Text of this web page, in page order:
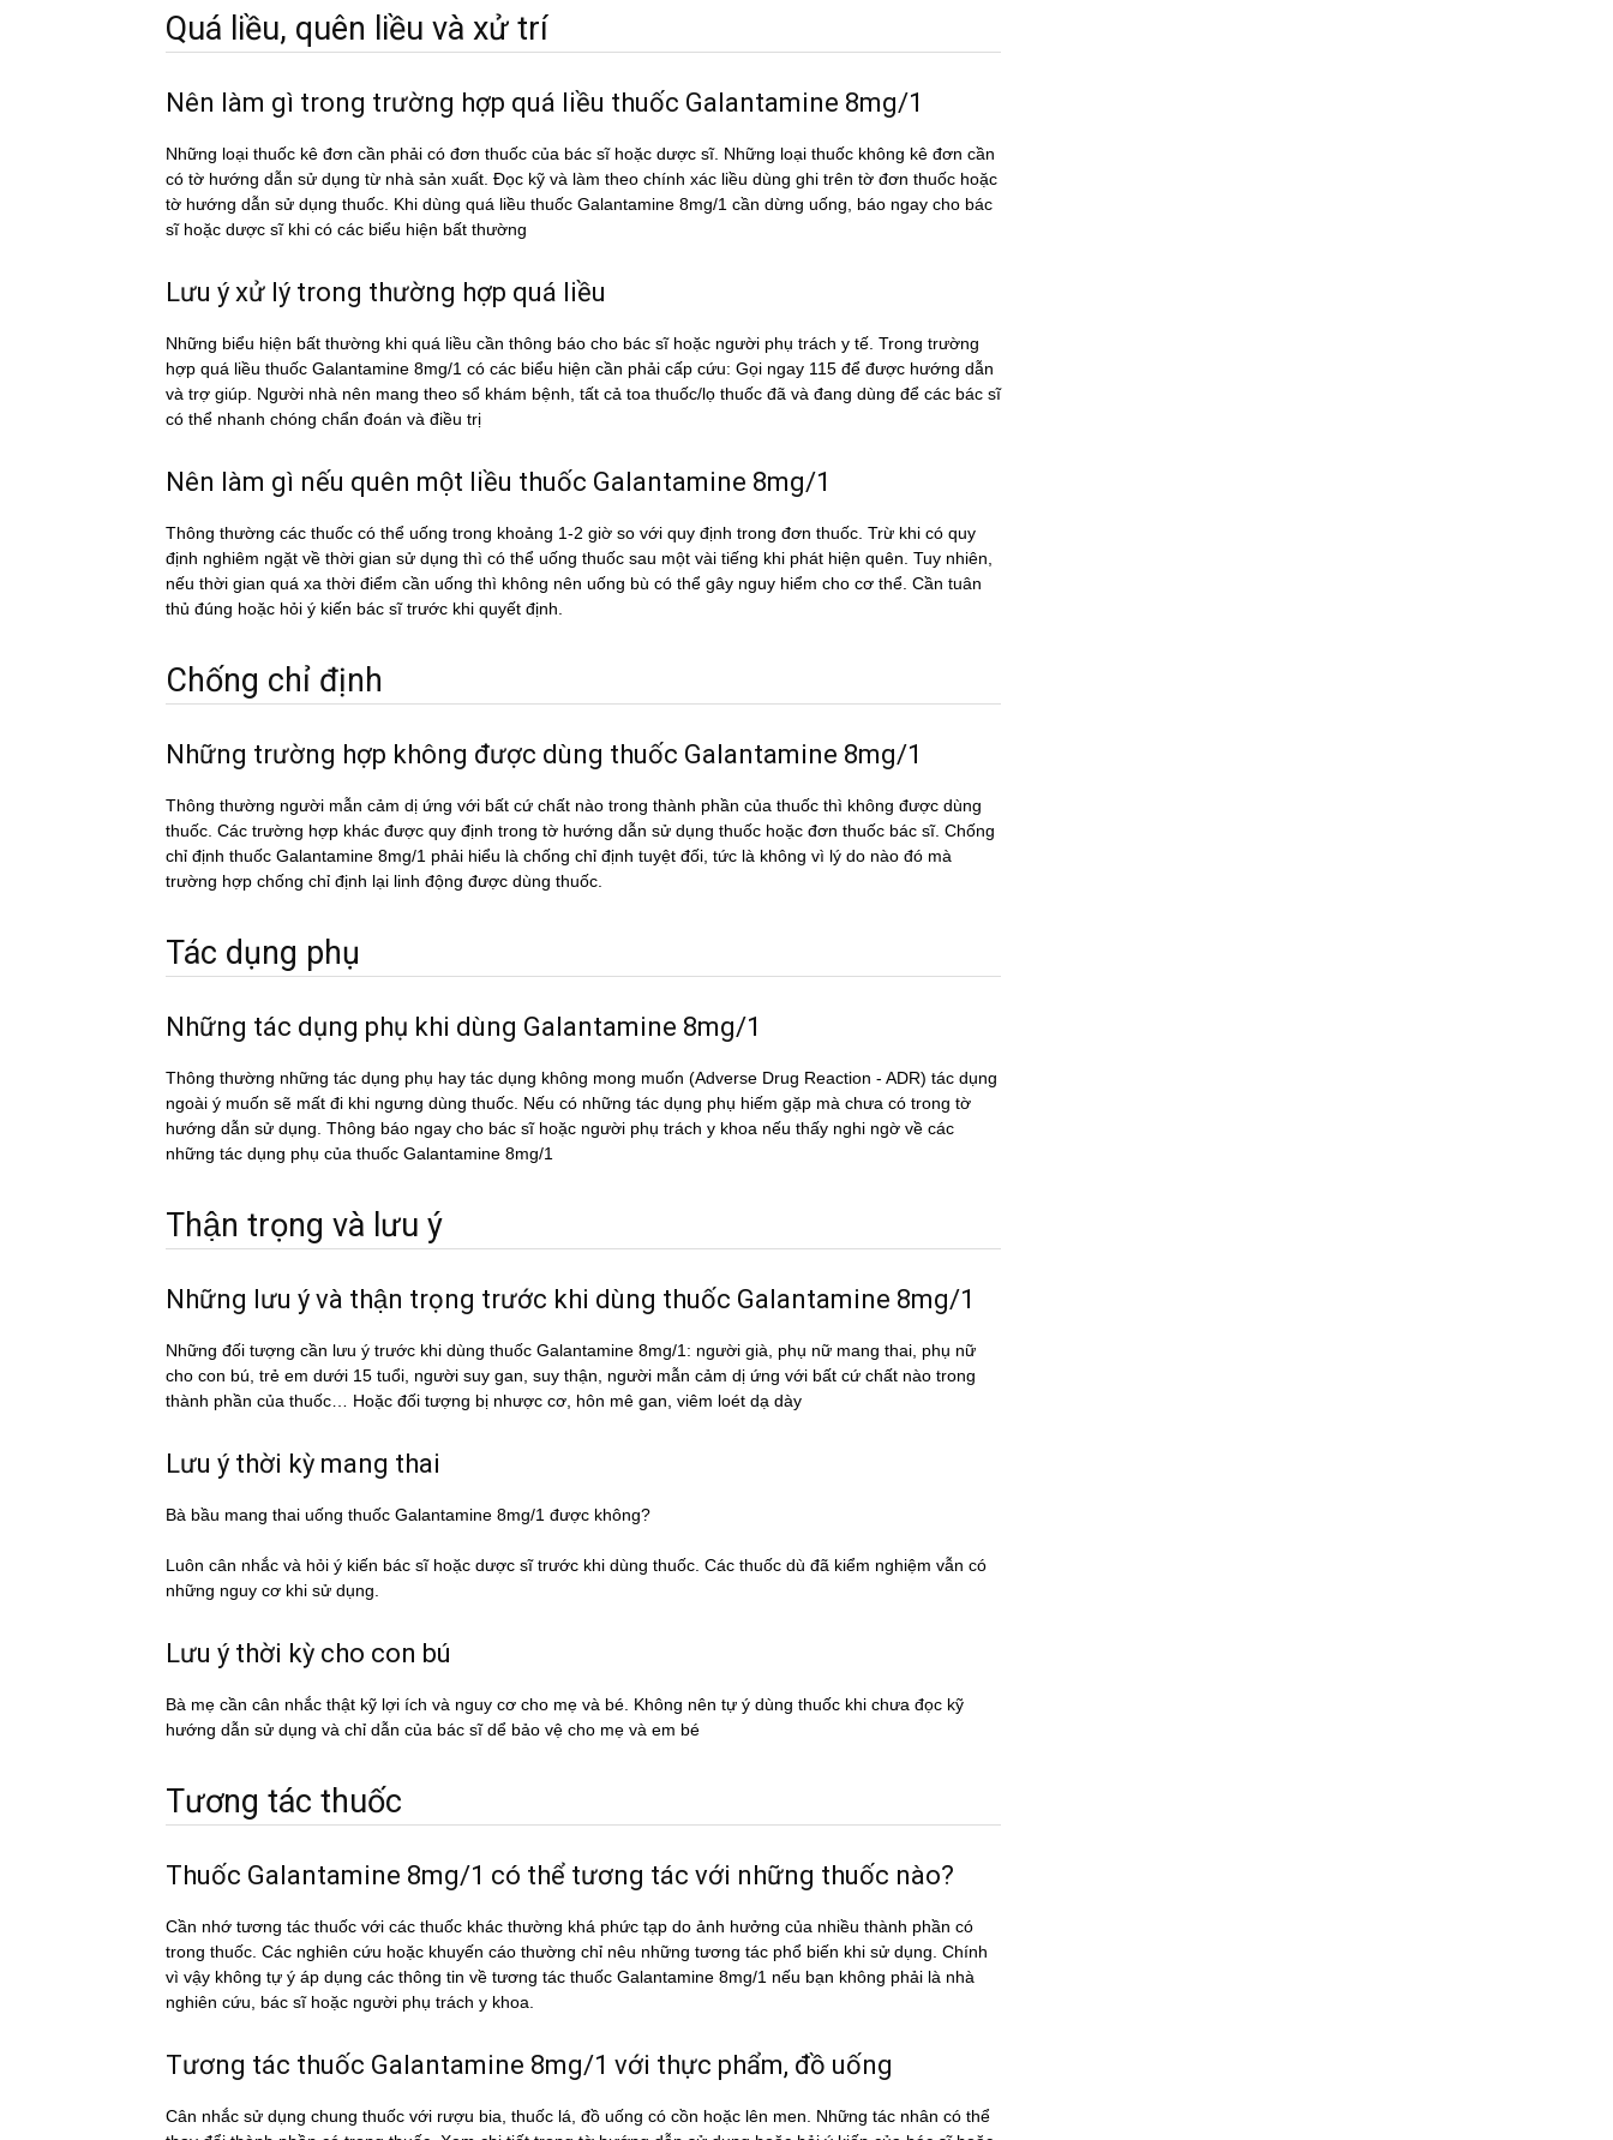
Quá liều, quên liều và xử trí
Nên làm gì trong trường hợp quá liều thuốc Galantamine 8mg/1
Những loại thuốc kê đơn cần phải có đơn thuốc của bác sĩ hoặc dược sĩ. Những loại thuốc không kê đơn cần
có tờ hướng dẫn sử dụng từ nhà sản xuất. Đọc kỹ và làm theo chính xác liều dùng ghi trên tờ đơn thuốc hoặc
tờ hướng dẫn sử dụng thuốc. Khi dùng quá liều thuốc Galantamine 8mg/1 cần dừng uống, báo ngay cho bác
sĩ hoặc dược sĩ khi có các biểu hiện bất thường
Lưu ý xử lý trong thường hợp quá liều
Những biểu hiện bất thường khi quá liều cần thông báo cho bác sĩ hoặc người phụ trách y tế. Trong trường
hợp quá liều thuốc Galantamine 8mg/1 có các biểu hiện cần phải cấp cứu: Gọi ngay 115 để được hướng dẫn
và trợ giúp. Người nhà nên mang theo sổ khám bệnh, tất cả toa thuốc/lọ thuốc đã và đang dùng để các bác sĩ
có thể nhanh chóng chẩn đoán và điều trị
Nên làm gì nếu quên một liều thuốc Galantamine 8mg/1
Thông thường các thuốc có thể uống trong khoảng 1-2 giờ so với quy định trong đơn thuốc. Trừ khi có quy
định nghiêm ngặt về thời gian sử dụng thì có thể uống thuốc sau một vài tiếng khi phát hiện quên. Tuy nhiên,
nếu thời gian quá xa thời điểm cần uống thì không nên uống bù có thể gây nguy hiểm cho cơ thể. Cần tuân
thủ đúng hoặc hỏi ý kiến bác sĩ trước khi quyết định.
Chống chỉ định
Những trường hợp không được dùng thuốc Galantamine 8mg/1
Thông thường người mẫn cảm dị ứng với bất cứ chất nào trong thành phần của thuốc thì không được dùng
thuốc. Các trường hợp khác được quy định trong tờ hướng dẫn sử dụng thuốc hoặc đơn thuốc bác sĩ. Chống
chỉ định thuốc Galantamine 8mg/1 phải hiểu là chống chỉ định tuyệt đối, tức là không vì lý do nào đó mà
trường hợp chống chỉ định lại linh động được dùng thuốc.
Tác dụng phụ
Những tác dụng phụ khi dùng Galantamine 8mg/1
Thông thường những tác dụng phụ hay tác dụng không mong muốn (Adverse Drug Reaction - ADR) tác dụng
ngoài ý muốn sẽ mất đi khi ngưng dùng thuốc. Nếu có những tác dụng phụ hiếm gặp mà chưa có trong tờ
hướng dẫn sử dụng. Thông báo ngay cho bác sĩ hoặc người phụ trách y khoa nếu thấy nghi ngờ về các
những tác dụng phụ của thuốc Galantamine 8mg/1
Thận trọng và lưu ý
Những lưu ý và thận trọng trước khi dùng thuốc Galantamine 8mg/1
Những đối tượng cần lưu ý trước khi dùng thuốc Galantamine 8mg/1: người già, phụ nữ mang thai, phụ nữ
cho con bú, trẻ em dưới 15 tuổi, người suy gan, suy thận, người mẫn cảm dị ứng với bất cứ chất nào trong
thành phần của thuốc… Hoặc đối tượng bị nhược cơ, hôn mê gan, viêm loét dạ dày
Lưu ý thời kỳ mang thai
Bà bầu mang thai uống thuốc Galantamine 8mg/1 được không?
Luôn cân nhắc và hỏi ý kiến bác sĩ hoặc dược sĩ trước khi dùng thuốc. Các thuốc dù đã kiểm nghiệm vẫn có
những nguy cơ khi sử dụng.
Lưu ý thời kỳ cho con bú
Bà mẹ cần cân nhắc thật kỹ lợi ích và nguy cơ cho mẹ và bé. Không nên tự ý dùng thuốc khi chưa đọc kỹ
hướng dẫn sử dụng và chỉ dẫn của bác sĩ dể bảo vệ cho mẹ và em bé
Tương tác thuốc
Thuốc Galantamine 8mg/1 có thể tương tác với những thuốc nào?
Cần nhớ tương tác thuốc với các thuốc khác thường khá phức tạp do ảnh hưởng của nhiều thành phần có
trong thuốc. Các nghiên cứu hoặc khuyến cáo thường chỉ nêu những tương tác phổ biến khi sử dụng. Chính
vì vậy không tự ý áp dụng các thông tin về tương tác thuốc Galantamine 8mg/1 nếu bạn không phải là nhà
nghiên cứu, bác sĩ hoặc người phụ trách y khoa.
Tương tác thuốc Galantamine 8mg/1 với thực phẩm, đồ uống
Cân nhắc sử dụng chung thuốc với rượu bia, thuốc lá, đồ uống có cồn hoặc lên men. Những tác nhân có thể